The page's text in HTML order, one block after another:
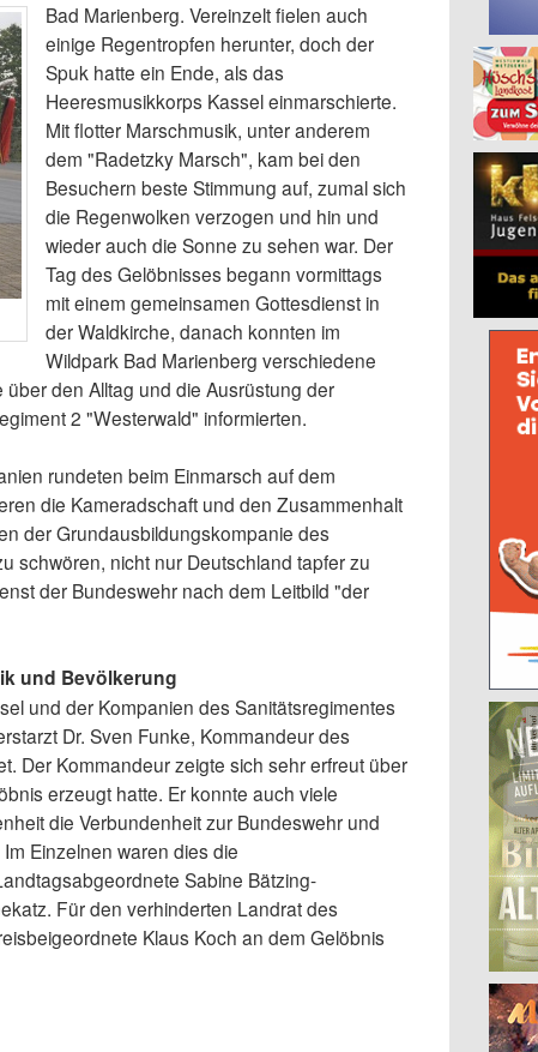
Bad Marienberg. Vereinzelt fielen auch
einige Regentropfen herunter, doch der
Spuk hatte ein Ende, als das
Heeresmusikkorps Kassel einmarschierte.
Mit flotter Marschmusik, unter anderem
dem "Radetzky Marsch", kam bei den
Besuchern beste Stimmung auf, zumal sich
die Regenwolken verzogen und hin und
wieder auch die Sonne zu sehen war. Der
Tag des Gelöbnisses begann vormittags
mit einem gemeinsamen Gottesdienst in
der Waldkirche, danach konnten im
Wildpark Bad Marienberg verschiedene
den Alltag und die Ausrüstung der
2 "Westerwald" informierten.
rundeten beim Einmarsch auf dem
die Kameradschaft und den Zusammenhalt
der Grundausbildungskompanie des
schwören, nicht nur Deutschland tapfer zu
der Bundeswehr nach dem Leitbild "der
und Bevölkerung
und der Kompanien des Sanitätsregimentes
Dr. Sven Funke, Kommandeur des
Der Kommandeur zeigte sich sehr erfreut über
erzeugt hatte. Er konnte auch viele
die Verbundenheit zur Bundeswehr und
Einzelnen waren dies die
Sabine Bätzing-
Für den verhinderten Landrat des
Klaus Koch an dem Gelöbnis